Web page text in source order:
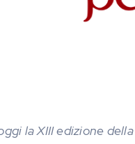
la XIII edizione